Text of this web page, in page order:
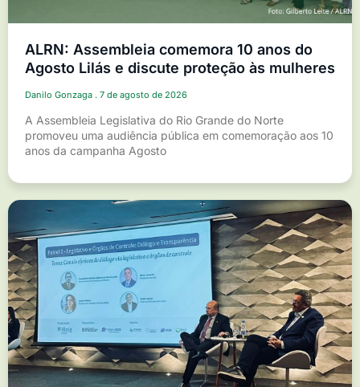
ALRN: Assembleia comemora 10 anos do
Agosto Lilás e discute proteção às mulheres
Danilo Gonzaga 7 de agosto de 2026
A Assembleia Legislativa do Rio Grande do Norte
promoveu uma audiência pública em comemoração aos 10
anos da campanha Agosto